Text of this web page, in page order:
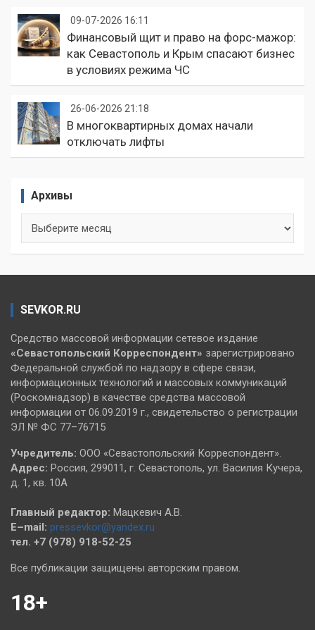
09-07-2026 16:11
Финансовый щит и право на форс-мажор:
как Севастополь и Крым спасают бизнес
в условиях режима ЧС
26-06-2026 21:18
В многоквартирных домах начали
отключать лифты
Архивы
SEVKOR.RU
Средство массовой информации сетевое издание
«Севастопольский Корреспондент» зарегистрировано
Федеральной службой по надзору в сфере связи,
информационных технологий и массовых коммуникаций
(Роскомнадзор) в качестве средства массовой
информации от 06.09.2019 г., свидетельство о регистрации
ЭЛ № ФС 77–76715
Учредитель: ООО «Севастопольский Корреспондент».
Адрес: Россия, 299011, г. Севастополь, ул. Василия Кучера,
д. 1, кв. 10А
Главный редактор: Мацкевич А.В.
E–mail: pressevkor@yandex.ru
тел. +7 (978) 918-52-25
Все публикации защищены авторским правом.
18+